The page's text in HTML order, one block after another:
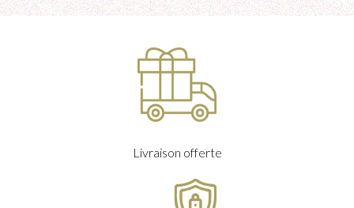
Livraison offerte